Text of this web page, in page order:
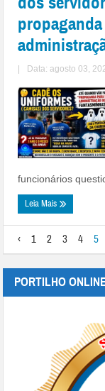
Data: agosto 03,
funcionários
Leia Mais
‹ 1 2 3 4 5
PORTILHO